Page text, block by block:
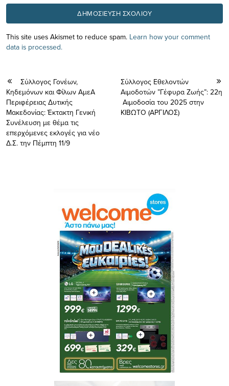
This site uses Akismet to reduce spam. Learn how your comment
data is processed.
Σύλλογος Γονέων,
Κηδεμόνων και Φίλων ΑμεΑ
Περιφέρειας Δυτικής
Μακεδονίας: Έκτακτη Γενική
Συνέλευση με θέμα τις
επερχόμενες εκλογές για νέο
Δ.Σ. την Πέμπτη 11/9
Σύλλογος Εθελοντών
Αιμοδοτών ”Γέφυρα Ζωής”: 22η
Αιμοδοσία του 2025 στην
ΚΙΒΩΤΟ (ΑΡΓΙΛΟΣ)